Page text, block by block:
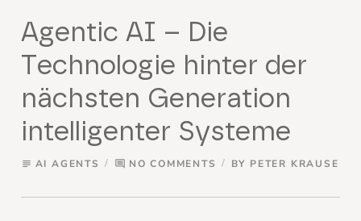
Agentic AI – Die
Technologie hinter der
nächsten Generation
intelligenter Systeme
subject AI AGENTS comment NO COMMENTS BY PETER KRAUSE